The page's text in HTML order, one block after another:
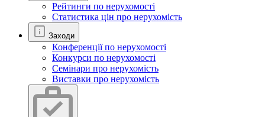
Рейтинги по нерухомості
Статистика цін про нерухомість
Заходи
Конференції по нерухомості
Конкурси по нерухомості
Семінари про нерухомість
Виставки про нерухомість